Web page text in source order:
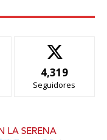
4,319
Seguidores